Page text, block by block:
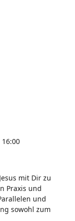
16:00
mit Dir zu
Praxis und
und
sowohl zum